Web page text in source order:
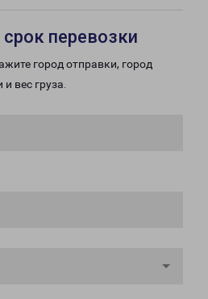
перевозки
город отправки, город
вес груза.